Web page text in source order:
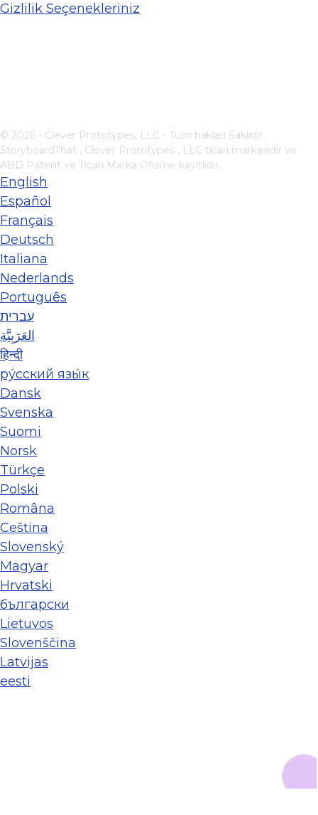
Gizlilik Seçenekleriniz
© 2026 - Clever Prototypes, LLC - Tüm hakları Saklıdır.
StoryboardThat , Clever Prototypes , LLC ticari markasıdır ve
ABD Patent ve Ticari Marka Ofisi'ne kayıtlıdır.
English
Español
Français
Deutsch
Italiana
Nederlands
Português
עברית
العَرَبِيَّة
हिन्दी
ру́сский язы́к
Dansk
Svenska
Suomi
Norsk
Türkçe
Polski
Româna
Ceština
Slovenský
Magyar
Hrvatski
български
Lietuvos
Slovenščina
Latvijas
eesti